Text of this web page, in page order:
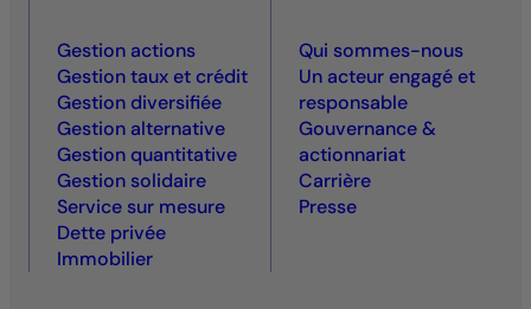
Gestion actions
Gestion taux et crédit
Gestion diversifiée
Gestion alternative
Gestion quantitative
Gestion solidaire
Service sur mesure
Dette privée
Immobilier
Qui sommes-nous
Un acteur engagé et
responsable
Gouvernance &
actionnariat
Carrière
Presse